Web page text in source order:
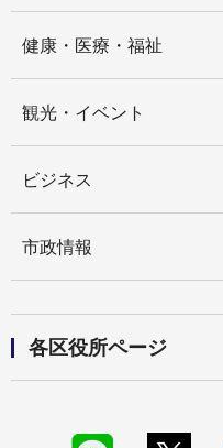
健康・医療・福祉
観光・イベント
ビジネス
市政情報
各区役所ページ